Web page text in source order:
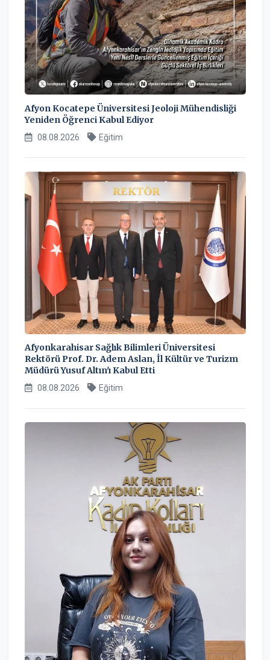
Afyon Kocatepe Üniversitesi Jeoloji Mühendisliği
Yeniden Öğrenci Kabul Ediyor
08.08.2026 Eğitim
Afyonkarahisar Sağlık Bilimleri Üniversitesi
Rektörü Prof. Dr. Adem Aslan, İl Kültür ve Turizm
Müdürü Yusuf Altın'ı Kabul Etti
08.08.2026 Eğitim